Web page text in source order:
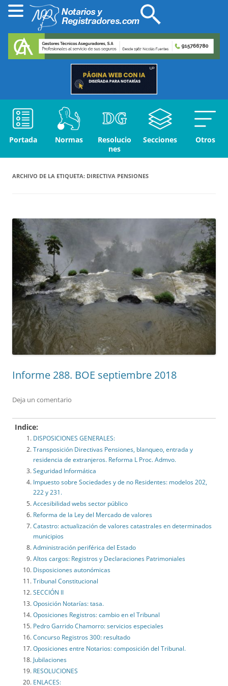
Portada Normas
Resolucio
nes
Secciones Otros
ARCHIVO DE LA ETIQUETA: DIRECTIVA PENSIONES
Informe 288. BOE septiembre 2018
Deja un comentario
Indice:
DISPOSICIONES GENERALES:
Transposición Directivas Pensiones, blanqueo, entrada y
residencia de extranjeros. Reforma L Proc. Admvo.
Seguridad Informática
Impuesto sobre Sociedades y de no Residentes: modelos 202,
222 y 231.
Accesibilidad webs sector público
Reforma de la Ley del Mercado de valores
Catastro: actualización de valores catastrales en determinados
municipios
Administración periférica del Estado
Altos cargos: Registros y Declaraciones Patrimoniales
Disposiciones autonómicas
Tribunal Constitucional
SECCIÓN II
Oposición Notarías: tasa.
Oposiciones Registros: cambio en el Tribunal
Pedro Garrido Chamorro: servicios especiales
Concurso Registros 300: resultado
Oposiciones entre Notarios: composición del Tribunal.
Jubilaciones
RESOLUCIONES
ENLACES: